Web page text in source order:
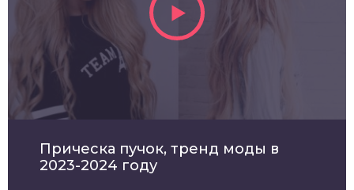
Прическа пучок, тренд моды в
2023-2024 году